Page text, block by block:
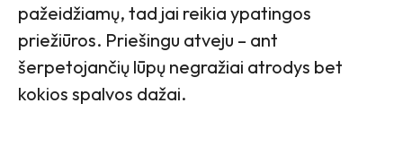
pažeidžiamų, tad jai reikia ypatingos
priežiūros. Priešingu atveju – ant
šerpetojančių lūpų negražiai atrodys bet
kokios spalvos dažai.